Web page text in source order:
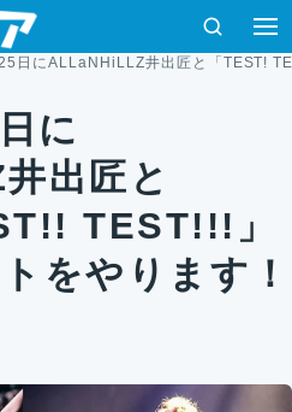
検索
日にALLaNHiLLZ井出匠と「TEST!
に
出匠と
TEST!!!」
をやります！